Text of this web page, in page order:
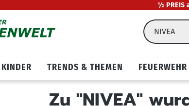
Zum Cookie Banner springen
½ PREIS
KINDER TRENDS & THEMEN FEUERWEHR
Zu "NIVEA"